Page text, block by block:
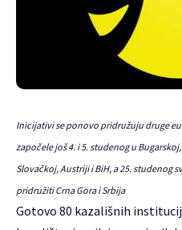
Inicijativi se ponovo pridružuju druge
započele još 4. i 5. studenog u
Slovačkoj, Austriji i BiH, a 25. studenog
pridružiti Crna Gora i Srbija
Gotovo 80 kazališnih